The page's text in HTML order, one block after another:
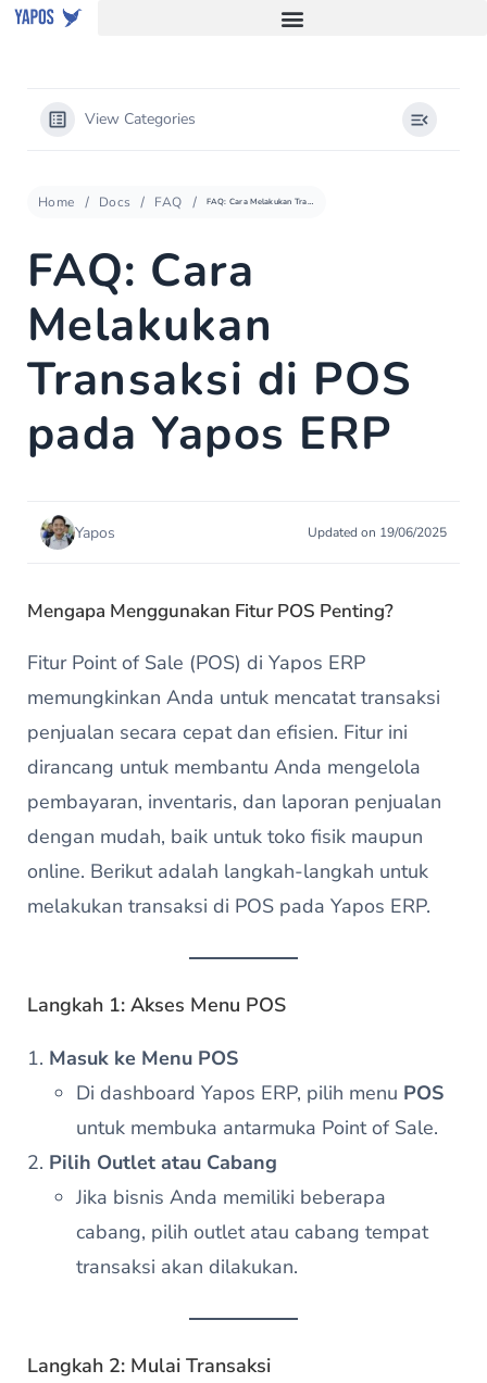
View Categories
Home Docs FAQ FAQ: Cara Melakukan Transaksi di POS pada Yapos ERP
FAQ: Cara
Melakukan
Transaksi di POS
pada Yapos ERP
Yapos Updated on 19/06/2025
Mengapa Menggunakan Fitur POS Penting?
Fitur Point of Sale (POS) di Yapos ERP
memungkinkan Anda untuk mencatat transaksi
penjualan secara cepat dan efisien. Fitur ini
dirancang untuk membantu Anda mengelola
pembayaran, inventaris, dan laporan penjualan
dengan mudah, baik untuk toko fisik maupun
online. Berikut adalah langkah-langkah untuk
melakukan transaksi di POS pada Yapos ERP.
Langkah 1: Akses Menu POS
Masuk ke Menu POS
Di dashboard Yapos ERP, pilih menu POS
untuk membuka antarmuka Point of Sale.
Pilih Outlet atau Cabang
Jika bisnis Anda memiliki beberapa
cabang, pilih outlet atau cabang tempat
transaksi akan dilakukan.
Langkah 2: Mulai Transaksi